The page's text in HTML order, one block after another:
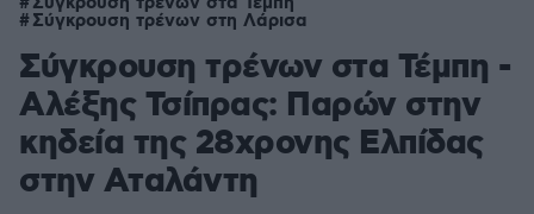
Σύγκρουση τρένων στη Λάρισα
Σύγκρουση τρένων στα Τέμπη -
Αλέξης Τσίπρας: Παρών στην
κηδεία της 28χρονης Ελπίδας
στην Αταλάντη